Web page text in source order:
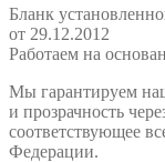
Бланк
от 29.12.2012
Работаем на
Мы гарантируем
и прозрачность
соответствующее
Федерации.